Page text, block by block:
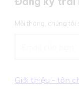
Mỗi tháng, chúng tôi
Giới thiệu - tôn